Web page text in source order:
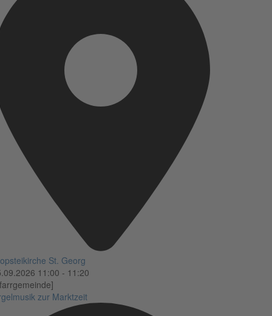
St. Georg
11:00 - 11:20
zur Marktzeit